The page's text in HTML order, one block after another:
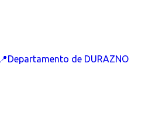
de DURAZNO